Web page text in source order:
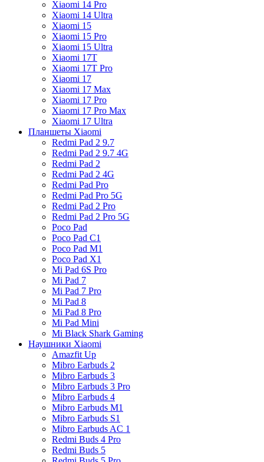
Xiaomi 14 Pro
Xiaomi 14 Ultra
Xiaomi 15
Xiaomi 15 Pro
Xiaomi 15 Ultra
Xiaomi 17T
Xiaomi 17T Pro
Xiaomi 17
Xiaomi 17 Max
Xiaomi 17 Pro
Xiaomi 17 Pro Max
Xiaomi 17 Ultra
Планшеты Xiaomi
Redmi Pad 2 9.7
Redmi Pad 2 9.7 4G
Redmi Pad 2
Redmi Pad 2 4G
Redmi Pad Pro
Redmi Pad Pro 5G
Redmi Pad 2 Pro
Redmi Pad 2 Pro 5G
Poco Pad
Poco Pad C1
Poco Pad M1
Poco Pad X1
Mi Pad 6S Pro
Mi Pad 7
Mi Pad 7 Pro
Mi Pad 8
Mi Pad 8 Pro
Mi Pad Mini
Mi Black Shark Gaming
Наушники Xiaomi
Amazfit Up
Mibro Earbuds 2
Mibro Earbuds 3
Mibro Earbuds 3 Pro
Mibro Earbuds 4
Mibro Earbuds M1
Mibro Earbuds S1
Mibro Earbuds AC 1
Redmi Buds 4 Pro
Redmi Buds 5